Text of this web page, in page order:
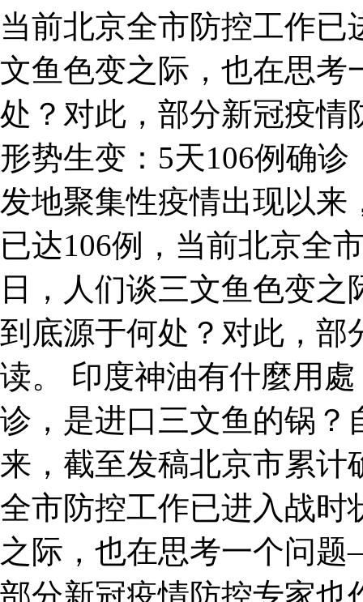
当前北京全市防控工作
文鱼色变之际，也在思
处？对此，部分新冠疫情
形势生变：5天106例确
发地聚集性疫情出现以
已达106例，当前北京全
日，人们谈三文鱼色变
到底源于何处？对此，部
读。 印度神油有什麼用
诊，是进口三文鱼的锅？
来，截至发稿北京市累计
全市防控工作已进入战时
之际，也在思考一个问
部分新冠疫情防控专家